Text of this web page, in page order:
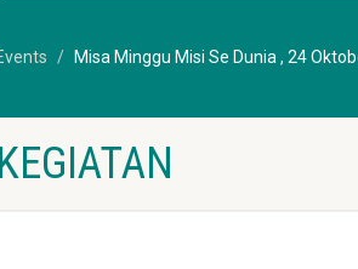
Misa Minggu Misi Se Dunia , 24
KEGIATAN